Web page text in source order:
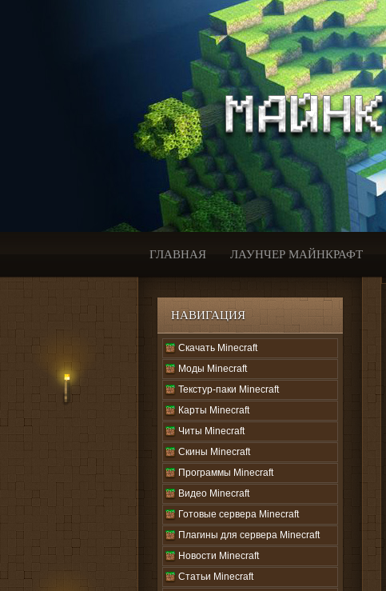
ГЛАВНАЯ ЛАУНЧЕР МАЙНКРАФТ
НАВИГАЦИЯ
Скачать Minecraft
Моды Minecraft
Текстур-паки Minecraft
Карты Minecraft
Читы Minecraft
Скины Minecraft
Программы Minecraft
Видео Minecraft
Готовые сервера Minecraft
Плагины для сервера Minecraft
Новости Minecraft
Статьи Minecraft